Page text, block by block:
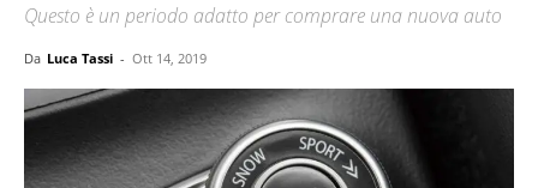
Questo è un periodo adatto per comprare una nuova auto
Da Luca Tassi - Ott 14, 2019